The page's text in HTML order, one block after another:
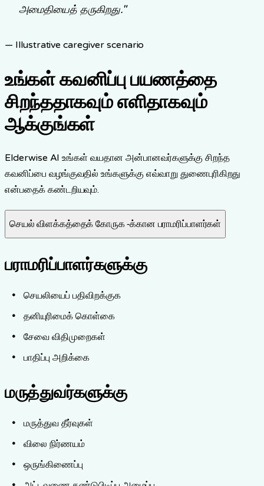
அமைதியைத் தருகிறது."
— Illustrative caregiver scenario
உங்கள் கவனிப்பு பயணத்தை
சிறந்ததாகவும் எளிதாகவும்
ஆக்குங்கள்
Elderwise AI உங்கள் வயதான அன்பானவர்களுக்கு சிறந்த
கவனிப்பை வழங்குவதில் உங்களுக்கு எவ்வாறு துணைபுரிகிறது
என்பதைக் கண்டறியவும்.
செயல் விளக்கத்தைக் கோருக -க்கான பராமரிப்பாளர்கள்
பராமரிப்பாளர்களுக்கு
செயலியைப் பதிவிறக்குக
தனியுரிமைக் கொள்கை
சேவை விதிமுறைகள்
பாதிப்பு அறிக்கை
மருத்துவர்களுக்கு
மருத்துவ தீர்வுகள்
விலை நிர்ணயம்
ஒருங்கிணைப்பு